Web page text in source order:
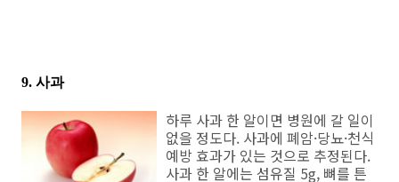
9. 사과
하루 사과 한 알이면 병원에 갈 일이
없을 정도다. 사과에 폐암·당뇨·천식
예방 효과가 있는 것으로 추정된다.
사과 한 알에는 섬유질 5g, 뼈를 튼